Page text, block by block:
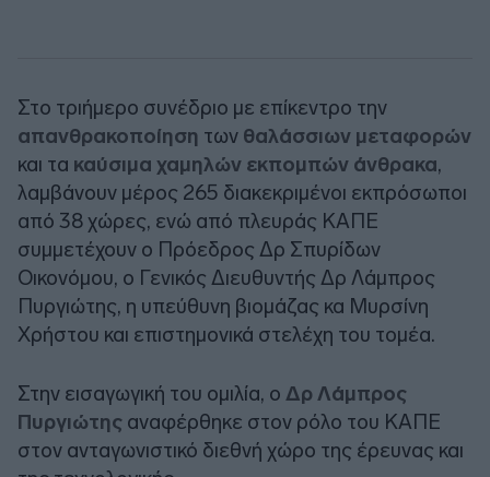
Στο τριήμερο συνέδριο με επίκεντρο την
απανθρακοποίηση των θαλάσσιων μεταφορών
και τα καύσιμα χαμηλών εκπομπών άνθρακα,
λαμβάνουν μέρος 265 διακεκριμένοι εκπρόσωποι
από 38 χώρες, ενώ από πλευράς ΚΑΠΕ
συμμετέχουν ο Πρόεδρος Δρ Σπυρίδων
Οικονόμου, ο Γενικός Διευθυντής Δρ Λάμπρος
Πυργιώτης, η υπεύθυνη βιομάζας κα Μυρσίνη
Χρήστου και επιστημονικά στελέχη του τομέα.
Στην εισαγωγική του ομιλία, ο Δρ Λάμπρος
Πυργιώτης αναφέρθηκε στον ρόλο του ΚΑΠΕ
στον ανταγωνιστικό διεθνή χώρο της έρευνας και